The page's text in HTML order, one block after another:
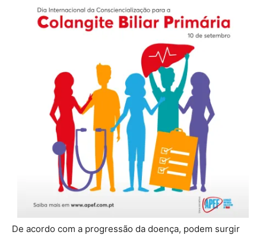
De acordo com a progressão da doença, podem surgir